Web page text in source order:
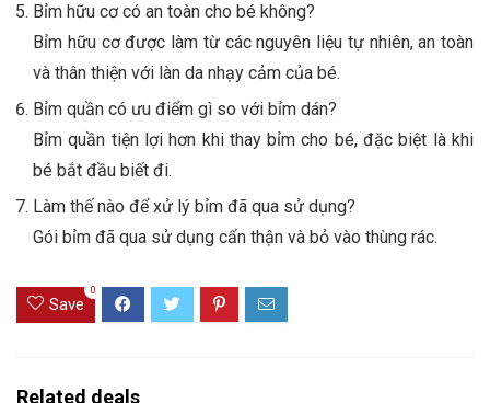
Bỉm hữu cơ có an toàn cho bé không?
Bỉm hữu cơ được làm từ các nguyên liệu tự nhiên, an toàn
và thân thiện với làn da nhạy cảm của bé.
Bỉm quần có ưu điểm gì so với bỉm dán?
Bỉm quần tiện lợi hơn khi thay bỉm cho bé, đặc biệt là khi
bé bắt đầu biết đi.
Làm thế nào để xử lý bỉm đã qua sử dụng?
Gói bỉm đã qua sử dụng cẩn thận và bỏ vào thùng rác.
Save
0
Related deals